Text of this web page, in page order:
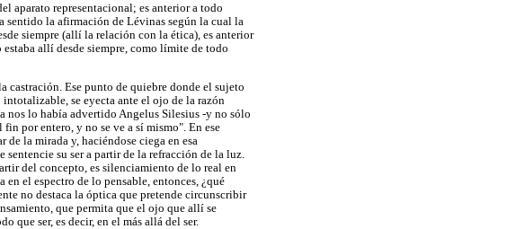
aparato representacional; es anterior a todo
sentido la afirmación de Lévinas según la cual la
siempre (allí la relación con la ética), es anterior
allí desde siempre, como límite de todo
castración. Ese punto de quiebre donde el sujeto
se eyecta ante el ojo de la razón
nos lo había advertido Angelus Silesius -y no sólo
por entero, y no se ve a sí mismo". En ese
la mirada y, haciéndose ciega en esa
su ser a partir de la refracción de la luz.
del concepto, es silenciamiento de lo real en
el espectro de lo pensable, entonces, ¿qué
no destaca la óptica que pretende circunscribir
que permita que el ojo que allí se
que ser, es decir, en el más allá del ser.